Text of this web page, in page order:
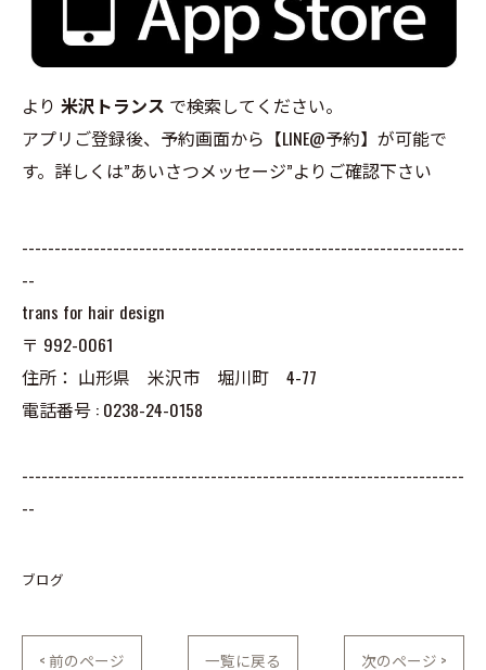
より 米沢トランス で検索してください。
アプリご登録後、予約画面から【LINE@予約】が可能で
す。詳しくは”あいさつメッセージ”よりご確認下さい
--------------------------------------------------------------------
--
trans for hair design
〒 992-0061
住所： 山形県 米沢市 堀川町 4-77
電話番号 : 0238-24-0158
--------------------------------------------------------------------
--
ブログ
< 前のページ 一覧に戻る 次のページ >